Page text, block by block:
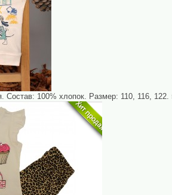
Состав: 100% хлопок. Размер: 110, 116, 122.